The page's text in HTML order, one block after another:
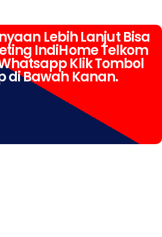
Lebih Lanjut Bisa
IndiHome Telkom
Klik Tombol
di Bawah Kanan.